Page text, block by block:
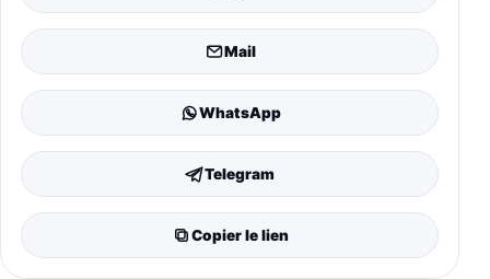
Mail
WhatsApp
Telegram
Copier le lien